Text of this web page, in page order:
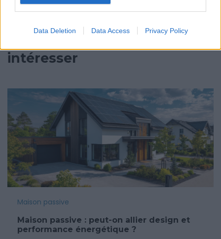
Data Deletion Data Access Privacy Policy
intéresser
Maison passive
Maison passive : peut-on allier design et
performance énergétique ?